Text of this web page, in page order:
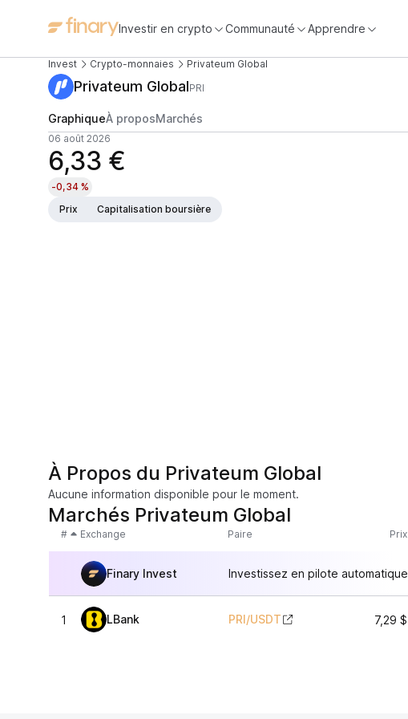
Investir en crypto Communauté Apprendre
Invest Crypto-monnaies Privateum Global
Privateum GlobalPRI
GraphiqueÀ proposMarchés
06 août 2026
6,33 €
-0,34 %
Prix
Capitalisation boursière
À Propos du Privateum Global
Aucune information disponible pour le moment.
Marchés Privateum Global
# Exchange Paire Prix
Finary Invest Investissez en pilote automatique
1 LBank PRI/USDT 7,29 $